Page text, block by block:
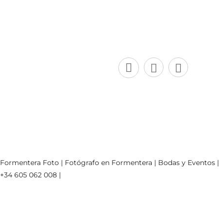
Formentera Foto | Fotógrafo en Formentera | Bodas y Eventos |
+34 605 062 008 |